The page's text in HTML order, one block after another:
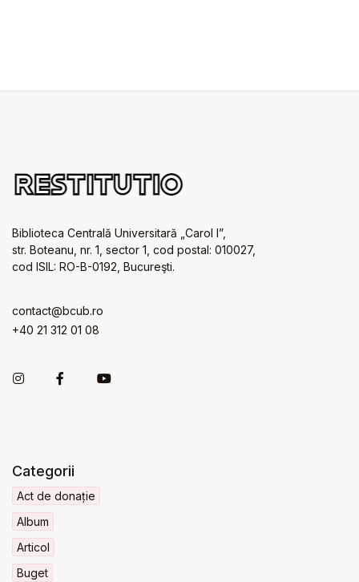
Biblioteca Centrală Universitară „Carol I”,
str. Boteanu, nr. 1, sector 1, cod postal: 010027,
cod ISIL: RO-B-0192, Bucureşti.
contact@bcub.ro
+40 21 312 01 08
Categorii
Act de donație
Album
Articol
Buget